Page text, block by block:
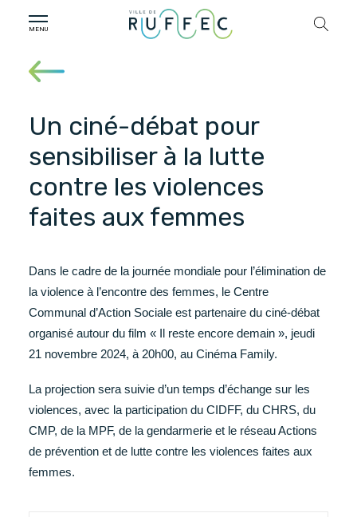
Un ciné-débat pour
sensibiliser à la lutte
contre les violences
faites aux femmes
Dans le cadre de la journée mondiale pour l’élimination de
la violence à l’encontre des femmes, le Centre
Communal d’Action Sociale est partenaire du ciné-débat
organisé autour du film « Il reste encore demain », jeudi
21 novembre 2024, à 20h00, au Cinéma Family.
La projection sera suivie d’un temps d’échange sur les
violences, avec la participation du CIDFF, du CHRS, du
CMP, de la MPF, de la gendarmerie et le réseau Actions
de prévention et de lutte contre les violences faites aux
femmes.